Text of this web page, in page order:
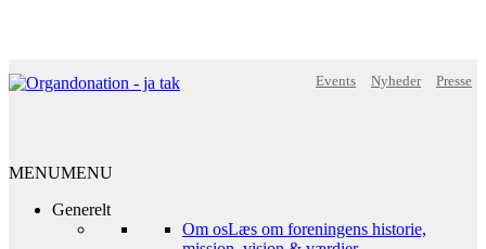
Events Nyheder Presse
MENUMENU
Generelt
Om osLæs om foreningens historie,